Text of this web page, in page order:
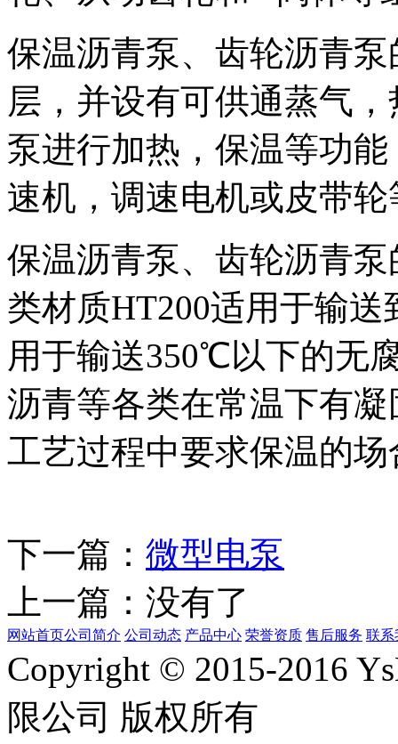
保温沥青泵、齿轮沥青
层，并设有可供通蒸气
泵进行加热，保温等功
速机，调速电机或皮带
保温沥青泵、齿轮沥青
类材质HT200适用于输
用于输送350℃以下的无
沥青等各类在常温下有
工艺过程中要求保温的场
下一篇： 微型电泵
上一篇：没有了
网站首页公司简介 公司动态 产品中心 荣誉资质 售后服务 联系
Copyright © 2015-2016
限公司 版权所有